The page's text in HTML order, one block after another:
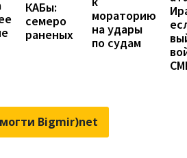
КАБы:
семеро
раненых
мораторию
на удары
по судам
Bigmir)net